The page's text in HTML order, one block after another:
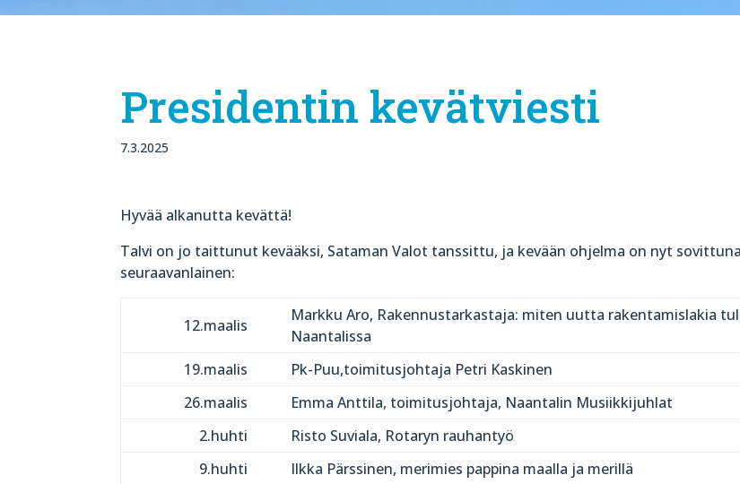
Presidentin kevätviesti
7.3.2025
Hyvää alkanutta kevättä!
Talvi on jo taittunut kevääksi, Sataman Valot tanssittu, ja kevään ohjelma on nyt
seuraavanlainen:
12.maalis
Markku Aro, Rakennustarkastaja: miten uutta rakentamislakia
Naantalissa
19.maalis
Pk-Puu,toimitusjohtaja Petri Kaskinen
26.maalis
Emma Anttila, toimitusjohtaja, Naantalin Musiikkijuhlat
2.huhti
Risto Suviala, Rotaryn rauhantyö
9.huhti
Ilkka Pärssinen, merimies pappina maalla ja merillä